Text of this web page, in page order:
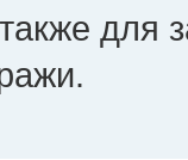
для